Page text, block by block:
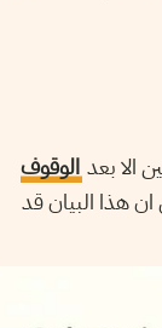
الوقوف
هذا البيان قد